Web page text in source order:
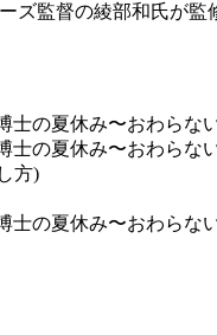
ズ監督の綾部和氏が監
士の夏休み〜おわらな
士の夏休み〜おわらな
方)
士の夏休み〜おわらな